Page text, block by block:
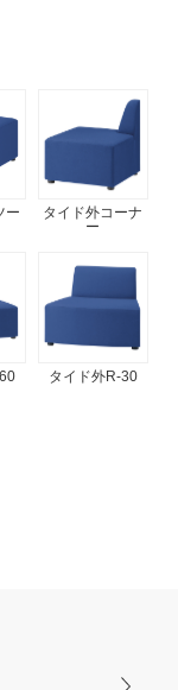
ー
タイド外コーナ
ー
タイド外R-30